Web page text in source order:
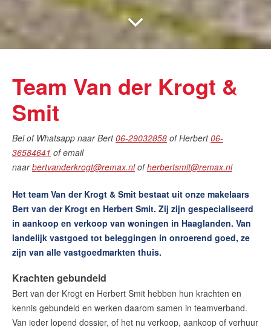
Team Van der Krogt &
Smit
Bel of Whatsapp naar Bert06-29032858 of Herbert06-
36584641 of email
naarbertvanderkrogt@remax.nlofherbertsmit@remax.nl
Het team Van der Krogt & Smit bestaat uit onze makelaars
Bert van der Krogt en Herbert Smit. Zij zijn gespecialiseerd
in aankoop en verkoop van woningen in Haaglanden. Van
landelijk vastgoed tot beleggingen in onroerend goed, ze
zijn van alle vastgoedmarkten thuis.
Krachten gebundeld
Bert van der Krogt en Herbert Smit hebben hun krachten en
kennis gebundeld en werken daarom samen in teamverband.
Van ieder lopend dossier, of het nu verkoop, aankoop of verhuur